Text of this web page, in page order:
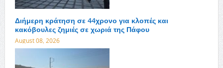
Διήμερη κράτηση σε 44χρονο για κλοπές και
κακόβουλες ζημιές σε χωριά της Πάφου
August 08, 2026